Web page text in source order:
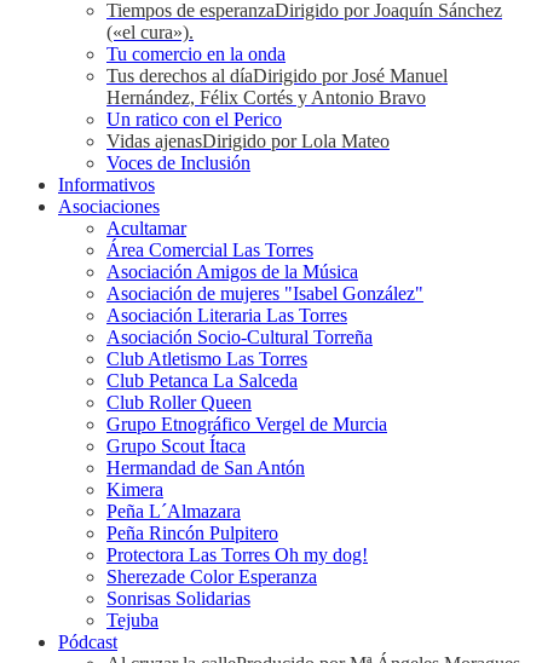
Tiempos de esperanzaDirigido por Joaquín Sánchez
(«el cura»).
Tu comercio en la onda
Tus derechos al díaDirigido por José Manuel
Hernández, Félix Cortés y Antonio Bravo
Un ratico con el Perico
Vidas ajenasDirigido por Lola Mateo
Voces de Inclusión
Informativos
Asociaciones
Acultamar
Área Comercial Las Torres
Asociación Amigos de la Música
Asociación de mujeres "Isabel González"
Asociación Literaria Las Torres
Asociación Socio-Cultural Torreña
Club Atletismo Las Torres
Club Petanca La Salceda
Club Roller Queen
Grupo Etnográfico Vergel de Murcia
Grupo Scout Ítaca
Hermandad de San Antón
Kimera
Peña L´Almazara
Peña Rincón Pulpitero
Protectora Las Torres Oh my dog!
Sherezade Color Esperanza
Sonrisas Solidarias
Tejuba
Pódcast